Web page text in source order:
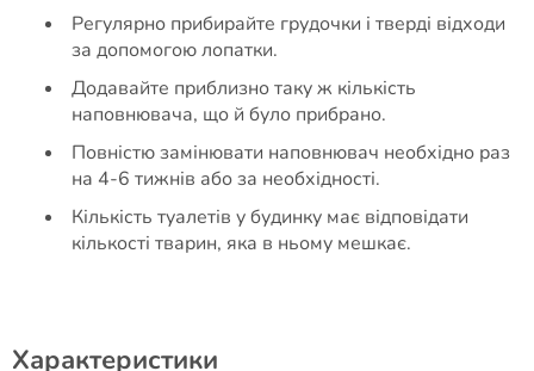
Регулярно прибирайте грудочки і тверді відходи
за допомогою лопатки.
Додавайте приблизно таку ж кількість
наповнювача, що й було прибрано.
Повністю замінювати наповнювач необхідно раз
на 4-6 тижнів або за необхідності.
Кількість туалетів у будинку має відповідати
кількості тварин, яка в ньому мешкає.
Характеристики